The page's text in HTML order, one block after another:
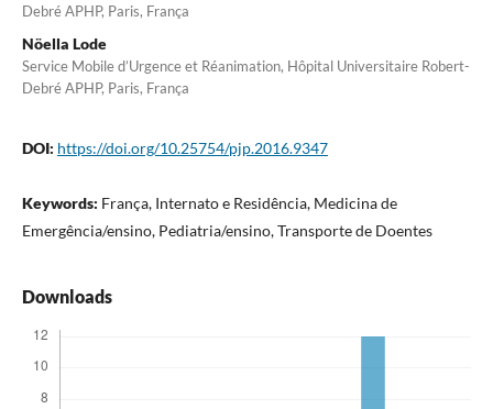
Debré APHP, Paris, França
Nöella Lode
Service Mobile d’Urgence et Réanimation, Hôpital Universitaire Robert-
Debré APHP, Paris, França
DOI: https://doi.org/10.25754/pjp.2016.9347
Keywords: França, Internato e Residência, Medicina de
Emergência/ensino, Pediatria/ensino, Transporte de Doentes
Downloads